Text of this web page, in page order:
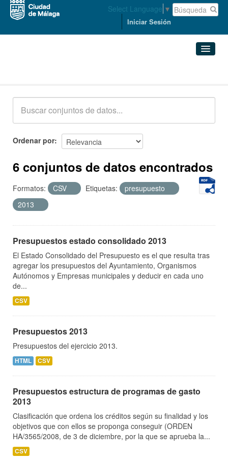
Select Language ▼
Iniciar Sesión
Acerca de
Ordenar por
6 conjuntos de datos encontrados
Formatos: CSV Etiquetas:
presupuesto
2013
Presupuestos estado consolidado 2013
El Estado Consolidado del Presupuesto es el que resulta tras
agregar los presupuestos del Ayuntamiento, Organismos
Autónomos y Empresas municipales y deducir en cada uno
de...
CSV
Presupuestos 2013
Presupuestos del ejercicio 2013.
HTML CSV
Presupuestos estructura de programas de gasto
2013
Clasificación que ordena los créditos según su finalidad y los
objetivos que con ellos se proponga conseguir (ORDEN
HA/3565/2008, de 3 de diciembre, por la que se aprueba la...
CSV